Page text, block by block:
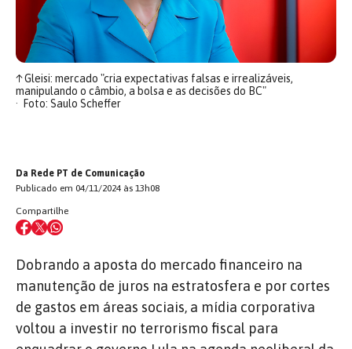
↑Gleisi: mercado "cria expectativas falsas e irrealizáveis,
manipulando o câmbio, a bolsa e as decisões do BC"
Foto: Saulo Scheffer
Da Rede PT de Comunicação
Publicado em 04/11/2024 às 13h08
Compartilhe
Dobrando a aposta do mercado financeiro na
manutenção de juros na estratosfera e por cortes
de gastos em áreas sociais, a mídia corporativa
voltou a investir no terrorismo fiscal para